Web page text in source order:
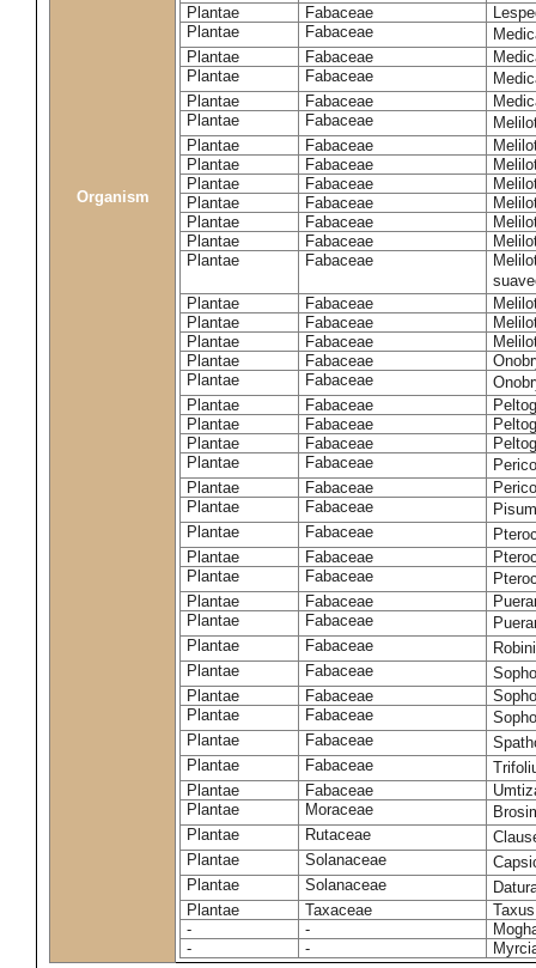
Organism
Plantae
Fabaceae
Plantae
Fabaceae
Plantae
Fabaceae
Plantae
Fabaceae
Plantae
Fabaceae
Plantae
Fabaceae
Plantae
Fabaceae
Plantae
Fabaceae
Plantae
Fabaceae
Plantae
Fabaceae
Plantae
Fabaceae
Plantae
Fabaceae
Plantae
Fabaceae
Plantae
Fabaceae
Plantae
Fabaceae
Plantae
Fabaceae
Plantae
Fabaceae
Plantae
Fabaceae
Plantae
Fabaceae
Plantae
Fabaceae
Plantae
Fabaceae
Plantae
Fabaceae
Plantae
Fabaceae
Plantae
Fabaceae
Plantae
Fabaceae
Plantae
Fabaceae
Plantae
Fabaceae
Plantae
Fabaceae
Plantae
Fabaceae
Plantae
Fabaceae
Plantae
Fabaceae
Plantae
Fabaceae
Plantae
Fabaceae
Plantae
Fabaceae
Plantae
Fabaceae
Plantae
Fabaceae
Plantae
Moraceae
Plantae
Rutaceae
Plantae
Solanaceae
Plantae
Solanaceae
Plantae
Taxaceae
-
-
-
-